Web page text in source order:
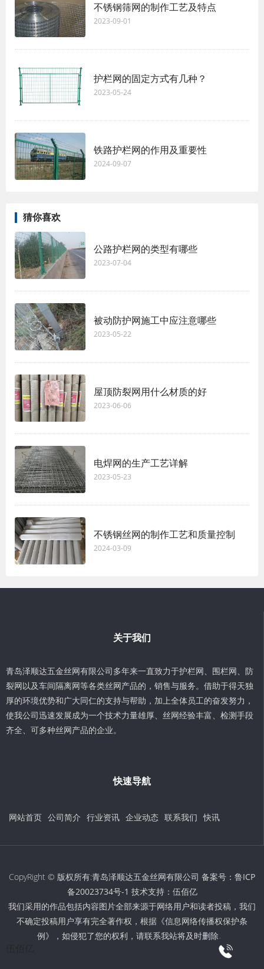
不锈钢筛网的制作工艺及特点
2023-09-01
护栏网的固定方式有几种？
2023-05-24
铁路护栏网的作用及重要性
2024-09-07
猜你喜欢
公路护栏网的类型有哪些
2023-07-04
被动防护网施工中应注意哪些
2023-05-22
屋顶防裂网用什么材质的好
2023-06-06
电焊网的生产工艺详解
2023-05-23
不锈钢丝网的制作工艺和质量控制
2024-03-09
关于我们
青岛泽顺达五金丝网有限公司多年来一直致力于护栏网、围栏网、防
裂网以及车间隔离网等各类丝网产品的，销售与服务。借助于得天独
厚的环境优势和广大同仁的支持与帮助，加上全体员工的奋发努力，
使我公司迅速发展成为一个技术力量雄厚、丝网经验丰富、检测手段
齐全、可多种丝网产品的企业。
快速导航
网站首页 公司简介 行业资讯 企业动态 联系我们 快讯
CopyRight © 版权所有:青岛泽顺达五金丝网有限公司 备案号： 鲁ICP
备20023734号-1 技术支持： 伍佰亿
我们采用的作品包括内容图片全部来源于网络用户和读者投稿，我们
不确定投稿用户享有完全著作权，根据《信息网络传播权保护条
例》，如侵犯了您的权利，请联系我站将及时删除。